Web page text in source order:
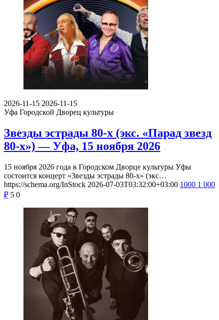
2026-11-15 2026-11-15
Уфа Городской Дворец культуры
Звезды эстрады 80-х (экс. «Парад звезд
80-х») — Уфа, 15 ноября 2026
15 ноября 2026 года в Городском Дворце культуры Уфы
состоится концерт «Звезды эстрады 80-х» (экс…
https://schema.org/InStock 2026-07-03T03:32:00+03:00 1000 1 000
₽ 5 0